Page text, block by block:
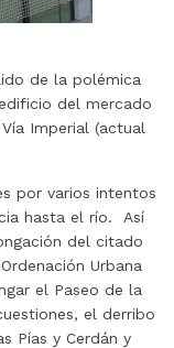
de la polémica
del mercado
Imperial (actual
por varios intentos
hasta el río. Así
del citado
Urbana
el Paseo de la
el derribo
Pías y Cerdán y